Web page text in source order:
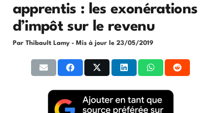
apprentis : les exonérations
d’impôt sur le revenu
Par Thibault Lamy - Mis à jour le 23/05/2019